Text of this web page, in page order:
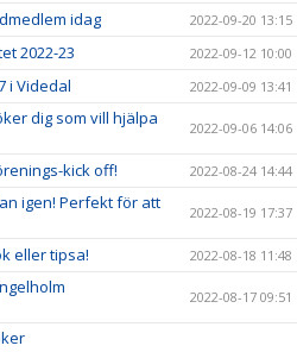
idag 2022-09-20 13:15
2022-23 2022-09-12 10:00
i Videdal 2022-09-09 13:41
dig som vill hjälpa
2022-09-06 14:06
kick off! 2022-08-24 14:44
igen! Perfekt för att
2022-08-19 17:37
eller tipsa! 2022-08-18 11:48
2022-08-17 09:51